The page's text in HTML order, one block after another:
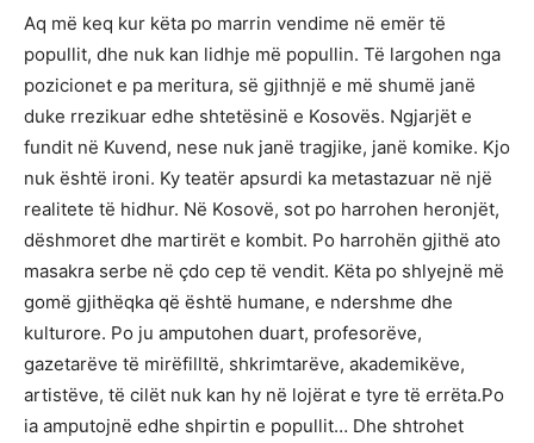
Aq më keq kur këta po marrin vendime në emër të
popullit, dhe nuk kan lidhje më popullin. Të largohen nga
pozicionet e pa meritura, së gjithnjë e më shumë janë
duke rrezikuar edhe shtetësinë e Kosovës. Ngjarjët e
fundit në Kuvend, nese nuk janë tragjike, janë komike. Kjo
nuk është ironi. Ky teatër apsurdi ka metastazuar në një
realitete të hidhur. Në Kosovë, sot po harrohen heronjët,
dëshmoret dhe martirët e kombit. Po harrohën gjithë ato
masakra serbe në çdo cep të vendit. Këta po shlyejnë më
gomë gjithëqka që është humane, e ndershme dhe
kulturore. Po ju amputohen duart, profesorëve,
gazetarëve të mirëfilltë, shkrimtarëve, akademikëve,
artistëve, të cilët nuk kan hy në lojërat e tyre të errëta.Po
ia amputojnë edhe shpirtin e popullit… Dhe shtrohet